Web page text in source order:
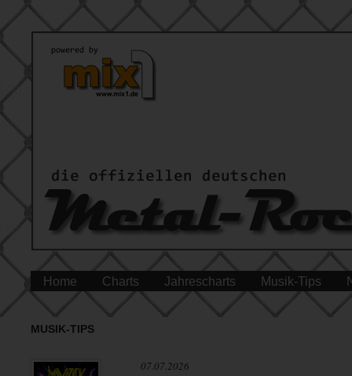
Home Charts Jahrescharts Musik-Tips
MUSIK-TIPS
07.07.2026